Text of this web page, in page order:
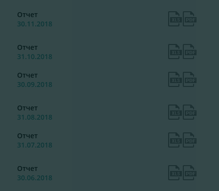
Отчет
30.11.2018
Отчет
31.10.2018
Отчет
30.09.2018
Отчет
31.08.2018
Отчет
31.07.2018
Отчет
30.06.2018